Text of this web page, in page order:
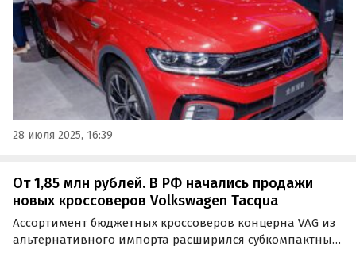
28 июля 2025, 16:39
От 1,85 млн рублей. В РФ начались продажи
новых кроссоверов Volkswagen Tacqua
Ассортимент бюджетных кроссоверов концерна VAG из
альтернативного импорта расширился субкомпактным